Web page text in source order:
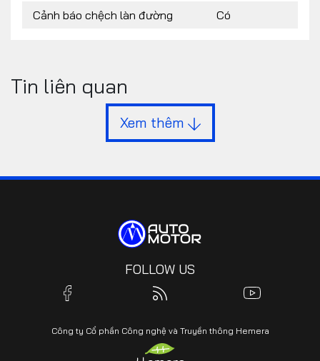
Cảnh báo chệch làn đường
Có
Tin liên quan
Xem thêm
FOLLOW US
Công ty Cổ phần Công nghệ và Truyền thông Hemera